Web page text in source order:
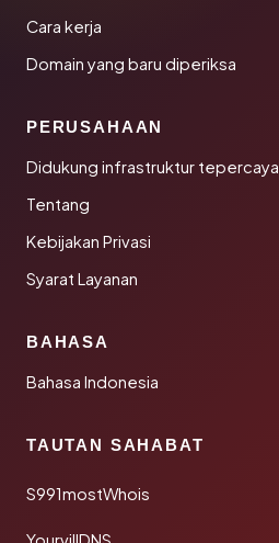
Cara kerja
Domain yang baru diperiksa
PERUSAHAAN
Didukung infrastruktur tepercaya
Tentang
Kebijakan Privasi
Syarat Layanan
BAHASA
Bahasa Indonesia
TAUTAN SAHABAT
S991mostWhois